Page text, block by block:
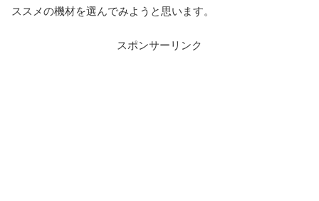
ススメの機材を選んでみようと思います。
スポンサーリンク